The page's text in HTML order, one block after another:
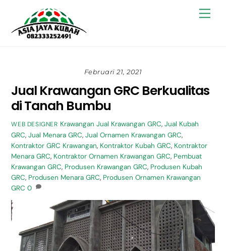
content
Februari 21, 2021
Jual Krawangan GRC Berkualitas
di Tanah Bumbu
WEB DESIGNER Krawangan Jual Krawangan GRC, Jual Kubah
GRC,Jual Menara GRC,Jual Ornamen Krawangan GRC,
Kontraktor GRC Krawangan, Kontraktor Kubah GRC, Kontraktor
Menara GRC, Kontraktor Ornamen Krawangan GRC, Pembuat
Krawangan GRC, Produsen Krawangan GRC, Produsen Kubah
GRC, Produsen Menara GRC, Produsen Ornamen Krawangan
GRC 0